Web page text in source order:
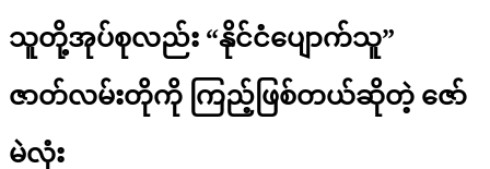
သူတို့အုပ်စုလည်း “နိုင်ငံပျောက်သူ”
ဇာတ်လမ်းတိုကို ကြည့်ဖြစ်တယ်ဆိုတဲ့ ဇော်
မဲလုံး